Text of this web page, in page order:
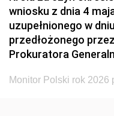
wniosku z dnia 4
uzupełnionego w
przedłożonego
Prokuratora
Monitor Polski rok 2026